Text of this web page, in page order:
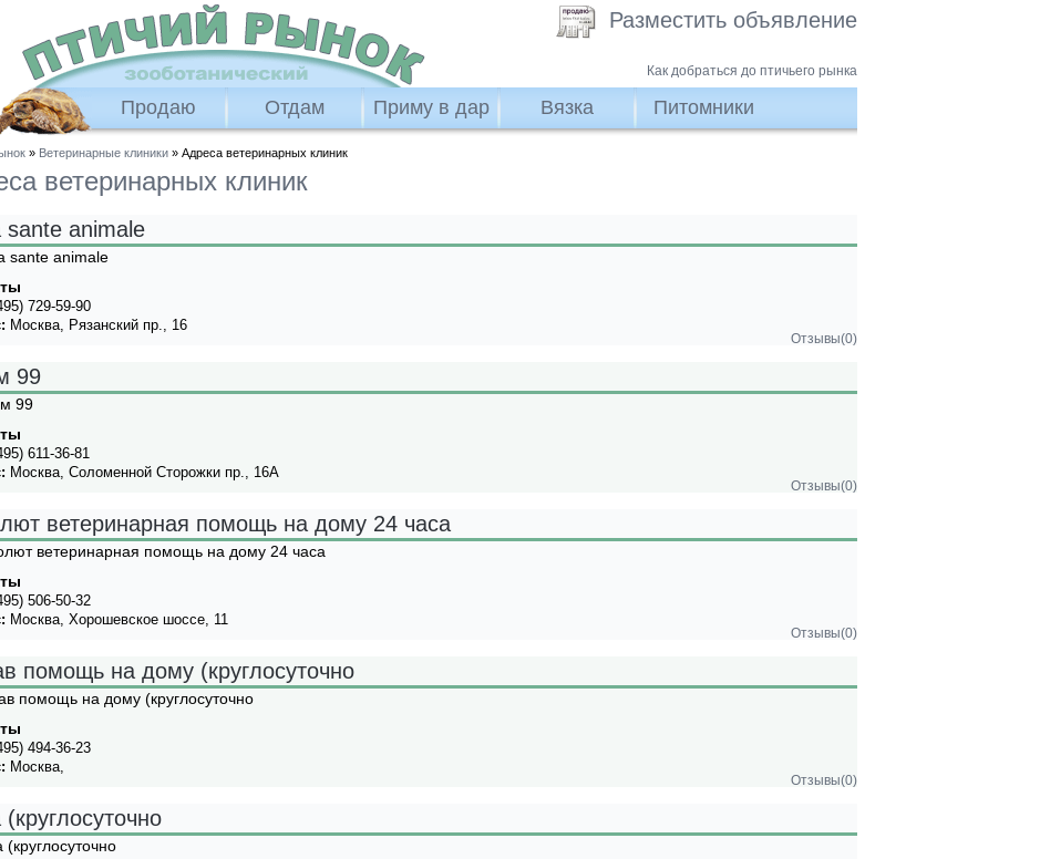
Разместить объявление
Как добраться до птичьего рынка
Продаю Отдам Приму в дар Вязка Питомники
» Ветеринарные клиники » Адреса ветеринарных клиник
ветеринарных клиник
sante animale
sante animale
729-59-90
Москва, Рязанский пр., 16
Отзывы(0)
99
99
611-36-81
Москва, Соломенной Сторожки пр., 16А
Отзывы(0)
ветеринарная помощь на дому 24 часа
ветеринарная помощь на дому 24 часа
506-50-32
Москва, Хорошевское шоссе, 11
Отзывы(0)
помощь на дому (круглосуточно
помощь на дому (круглосуточно
494-36-23
Москва,
Отзывы(0)
(круглосуточно